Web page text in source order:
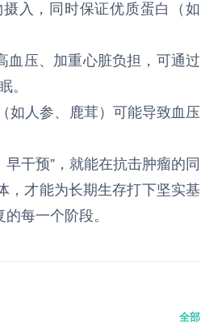
入，同时保证优质蛋白（如
血压、加重心脏负担，可通过
。
人参、鹿茸）可能导致血压
干预”，就能在抗击肿瘤的同
，才能为长期生存打下坚实基
每一个阶段。
全部